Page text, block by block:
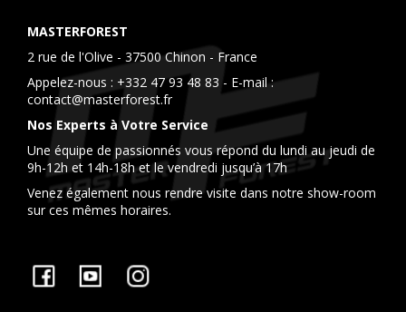
MASTERFOREST
2 rue de l'Olive - 37500 Chinon - France
Appelez-nous : +332 47 93 48 83 - E-mail :
contact@masterforest.fr
Nos Experts à Votre Service
Une équipe de passionnés vous répond du lundi au jeudi de
9h-12h et 14h-18h et le vendredi jusqu’à 17h
Venez également nous rendre visite dans notre show-room
sur ces mêmes horaires.
Facebook YouTube